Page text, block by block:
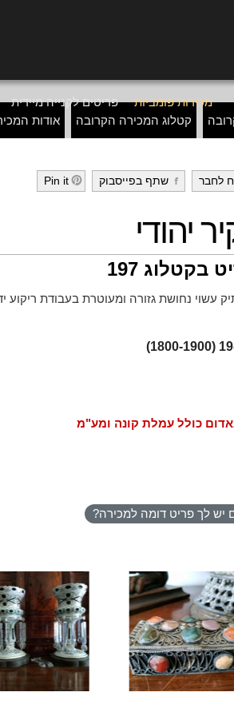
מכירות פומביות פריטים לקנייה מיידית
קטלוג המכירה הקרובה אודות
לחבר g שתף בפייסבוק h
Pin it
יהודי
197
עשוי נחושת גזורה ומעוטרת בעבודת ריקוע
כולל עמלת קונה ומע"מ
יש לך פריט דומה למכירה?